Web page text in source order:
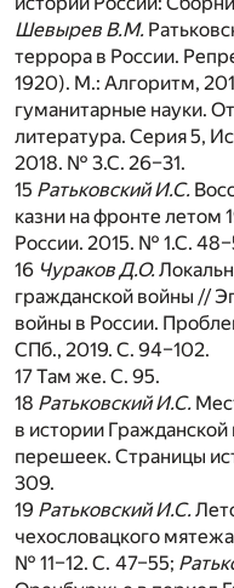
Шевырев В.М.
террора в России.
1920). М.: Алгоритм,
гуманитарные науки.
литература. Серия 5,
2018. № 3.С. 26–31.
15 Ратьковский И.С.
казни на фронте летом
России. 2015. № 1.С.
16 Чураков Д.О.
гражданской войны //
войны в России.
СПб., 2019. С. 94–102.
17Там же. С. 95.
18 Ратьковский И.С.
в истории
перешеек. Страницы
309.
19 Ратьковский И.С.
чехословацкого
№ 11–12. С. 47–55;